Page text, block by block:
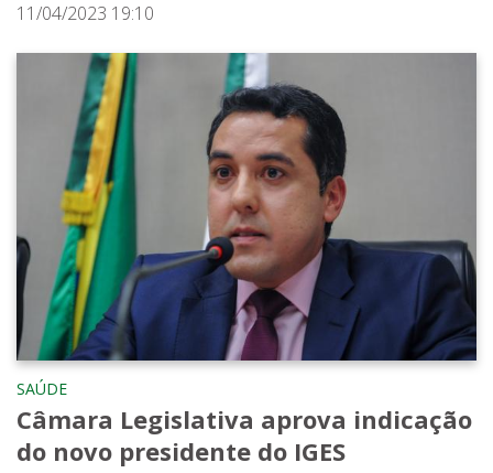
11/04/2023 19:10
SAÚDE
Câmara Legislativa aprova indicação
do novo presidente do IGES